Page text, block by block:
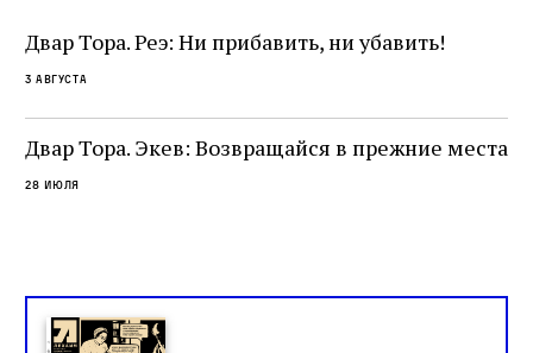
не просто покровитель переводчиков,
окружённый книгами. Перед нами человек,
одно решение которого вызвало возмущение
целой общины и стало частью многовекового
спора о том, кому принадлежит последнее
слово в переводе Библии
Двар Тора. Реэ: Ни прибавить, ни убавить!
3 августа
Двар Тора. Экев: Возвращайся в прежние места
28 июля